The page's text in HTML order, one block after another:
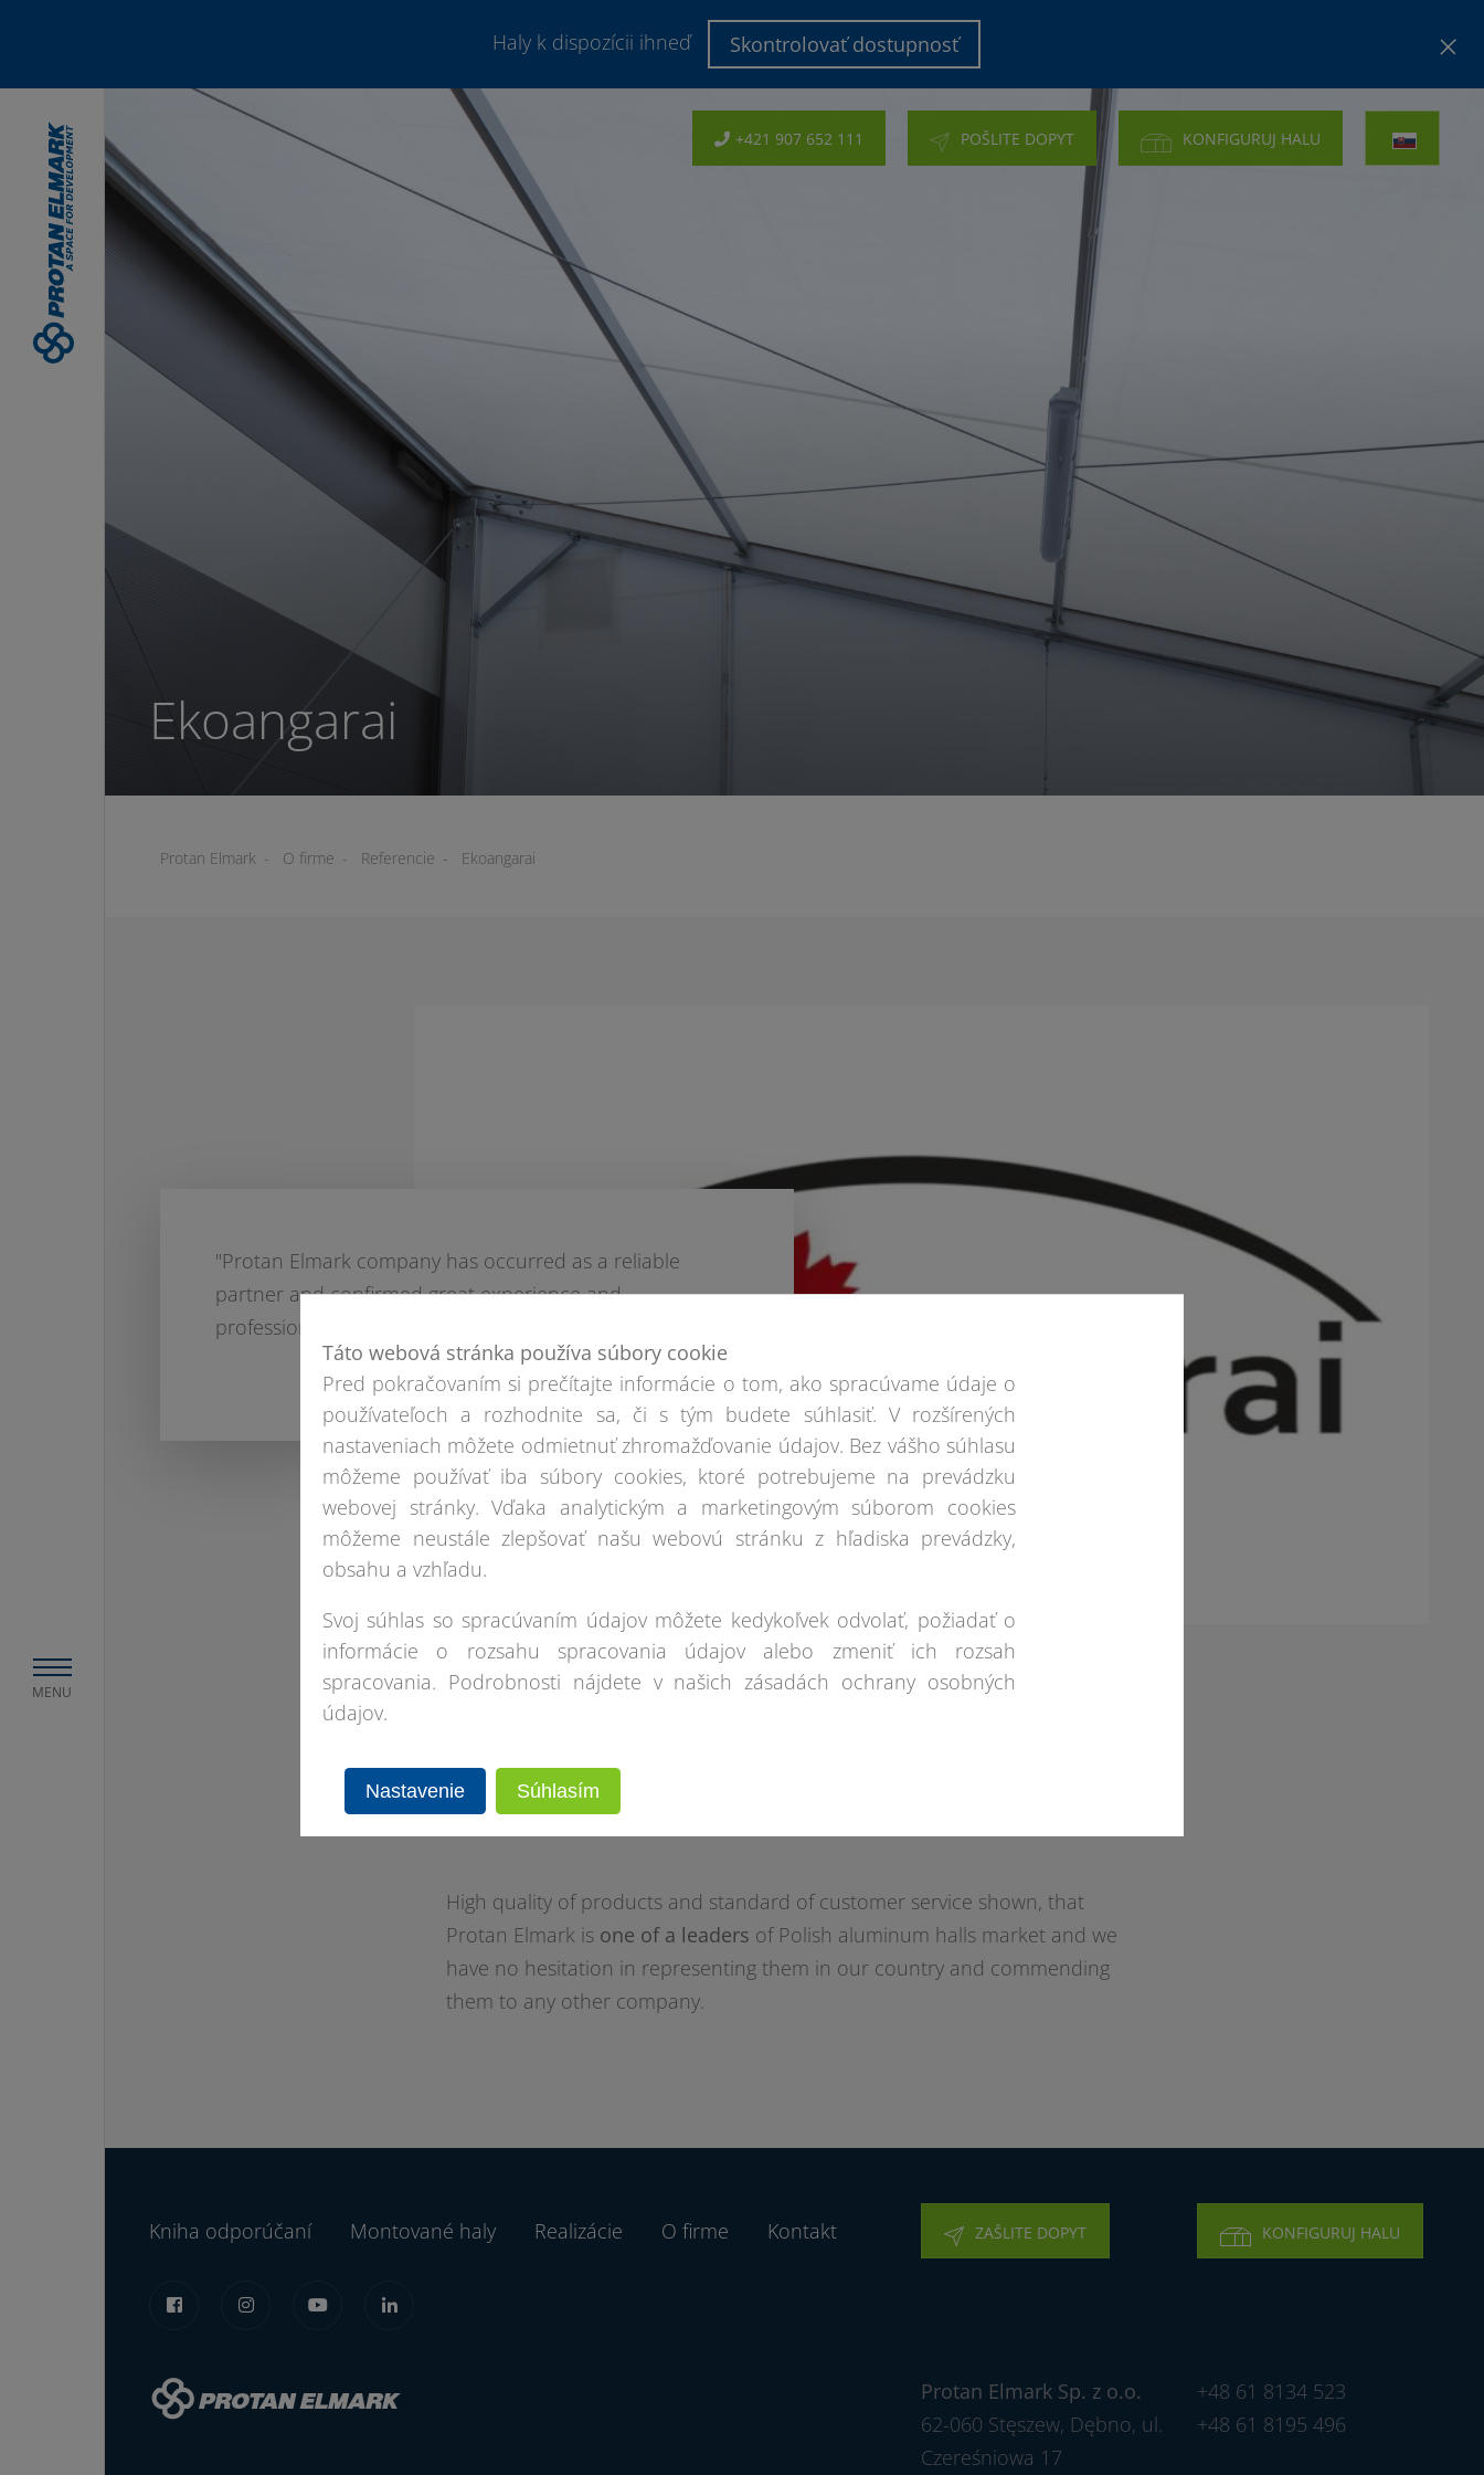
Haly k dispozícii ihneď Skontrolovať dostupnosť
MENU
+421 907 652 111 POŠLITE DOPYT KONFIGURUJ HALU
Ekoangarai
Protan Elmark - O firme - Referencie - Ekoangarai
"Protan Elmark company has occurred as a reliable
partner and confirmed great experience and
professionalism."
company has occurred as a reliable partner and confirmed
experience and professionalism
High quality of products and standard of customer service shown, that
Protan Elmark is one of a leaders of Polish aluminum halls market and we
have no hesitation in representing them in our country and commending
them to any other company.
Kniha odporúčaní Montované haly Realizácie O firme Kontakt ZAŠLITE DOPYT KONFIGURUJ HALU
Protan Elmark Sp. z o.o.
62-060 Stęszew, Dębno, ul.
Czereśniowa 17
+48 61 8134 523
+48 61 8195 496
Táto webová stránka používa súbory cookie
Pred pokračovaním si prečítajte informácie o tom, ako spracúvame údaje o
používateľoch a rozhodnite sa, či s tým budete súhlasiť. V rozšírených
nastaveniach môžete odmietnuť zhromažďovanie údajov. Bez vášho súhlasu
môžeme používať iba súbory cookies, ktoré potrebujeme na prevádzku
webovej stránky. Vďaka analytickým a marketingovým súborom cookies
môžeme neustále zlepšovať našu webovú stránku z hľadiska prevádzky,
obsahu a vzhľadu.
Svoj súhlas so spracúvaním údajov môžete kedykoľvek odvolať, požiadať o
informácie o rozsahu spracovania údajov alebo zmeniť ich rozsah
spracovania. Podrobnosti nájdete v našich zásadách ochrany osobných
údajov.
Nastavenie Súhlasím